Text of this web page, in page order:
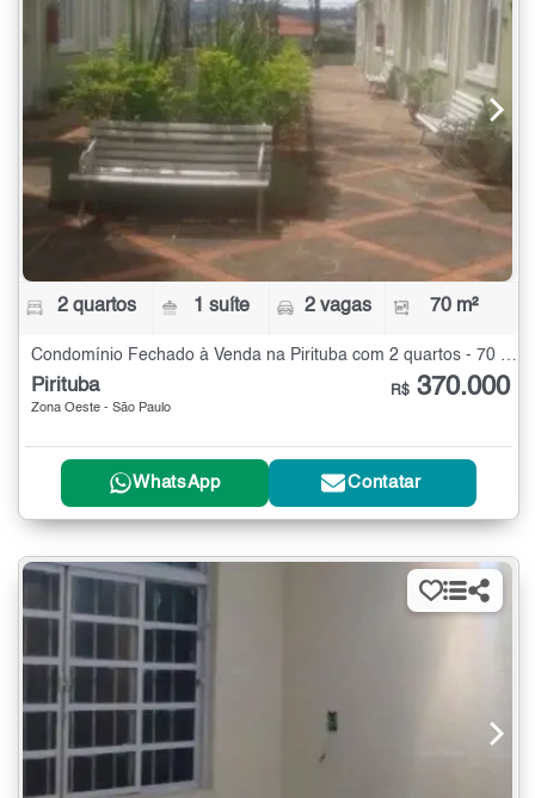
2 quartos 1 suíte 2 vagas 70 m²
Condomínio Fechado à Venda na Pirituba com 2 quartos - 70 m²
Pirituba
Zona Oeste - São Paulo
R$ 370.000
WhatsApp Contatar